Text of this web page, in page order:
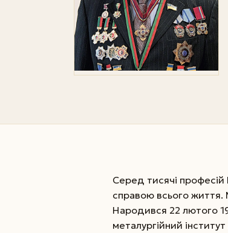
Серед тисячі
справою всього життя.
Народився 22 лютого
металургійний